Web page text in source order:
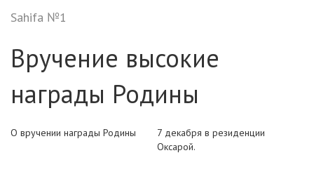
Sahifa №1
Вручение высокие
награды Родины
О вручении награды Родины
7 декабря в резиденции
Оксарой.